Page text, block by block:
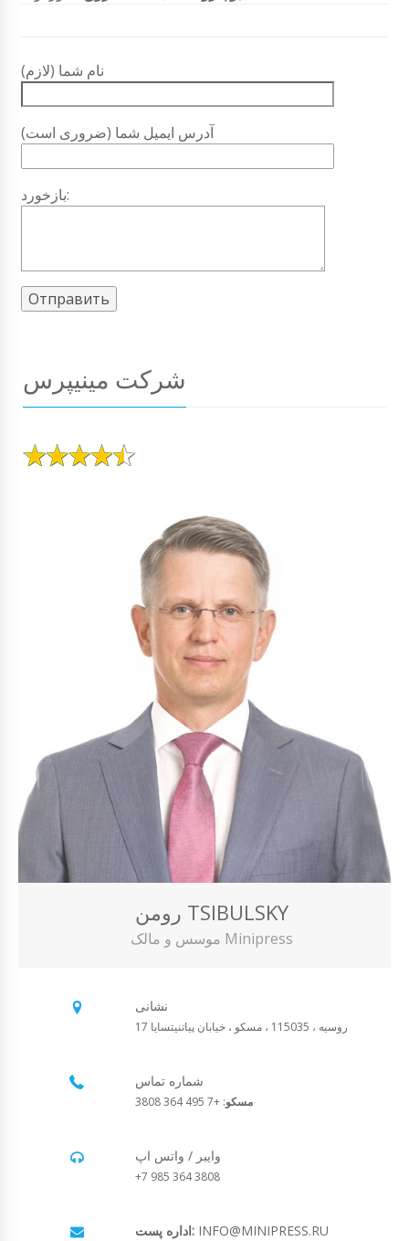
نام شما (لازم)
آدرس ایمیل شما (ضروری است)
بازخورد:
شرکت مینیپرس
رومن TSIBULSKY
موسس و مالک Minipress
نشانی
روسیه ، 115035 ، مسکو ، خیابان پیاتنیتسایا 17
شماره تماس
مسکو: +7 495 364 3808
وایبر / واتس اپ
+7 985 364 3808
اداره پست: INFO@MINIPRESS.RU